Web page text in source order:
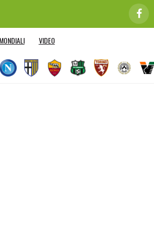
MONDIALI VIDEO